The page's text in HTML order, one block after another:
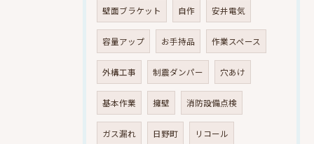
壁面ブラケット 自作 安井電気
容量アップ お手持品 作業スペース
外構工事 制震ダンパー 穴あけ
基本作業 擁壁 消防設備点検
ガス漏れ 日野町 リコール